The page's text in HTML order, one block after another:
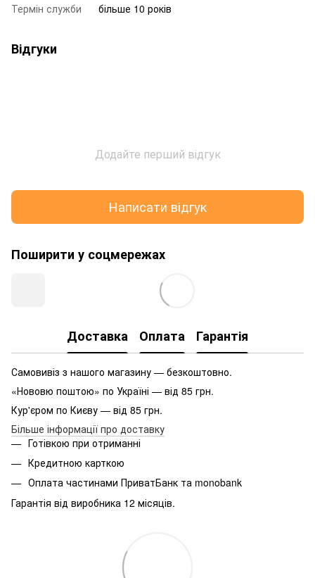
Термін служби
більше 10 років
Відгуки
Додайте перший відгук
Написати відгук
Поширити у соцмережах
Доставка Оплата Гарантія
Самовивіз з нашого магазину — безкоштовно.
«Нововю поштою» по Україні — від 85 грн.
Кур'єром по Києву — від 85 грн.
Більше інформації про доставку
Готівкою при отриманні
Кредитною карткою
Оплата частинами ПриватБанк та monobank
Гарантія від виробника 12 місяців.